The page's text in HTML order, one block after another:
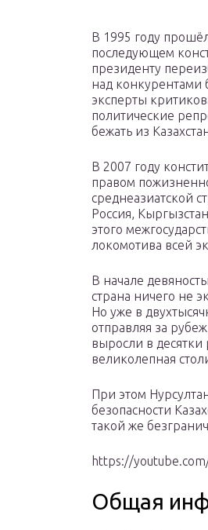
В 1995 году
последующем
президенту
над конкурентами
эксперты
политические
бежать из
В 2007 году
правом
среднеазиатской
Россия,
этого
локомотива всей
В начале
страна ничего не
Но уже в
отправляя за
выросли в
великолепная
При этом
безопасности
такой же
https://
Общая